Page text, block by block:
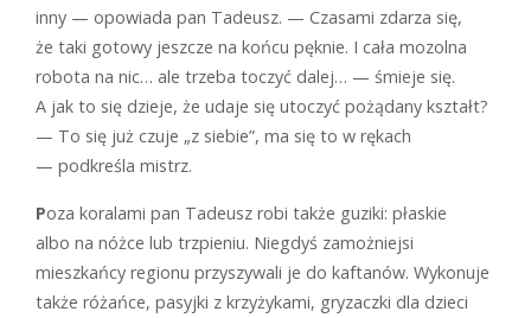
inny — opowiada pan Tadeusz. — Czasami zdarza się,
że taki gotowy jeszcze na końcu pęknie. I cała mozolna
robota na nic… ale trzeba toczyć dalej… — śmieje się.
A jak to się dzieje, że udaje się utoczyć pożądany kształt?
— To się już czuje „z siebie”, ma się to w rękach
— podkreśla mistrz.
Poza koralami pan Tadeusz robi także guziki: płaskie
albo na nóżce lub trzpieniu. Niegdyś zamożniejsi
mieszkańcy regionu przyszywali je do kaftanów. Wykonuje
także różańce, pasyjki z krzyżykami, gryzaczki dla dzieci